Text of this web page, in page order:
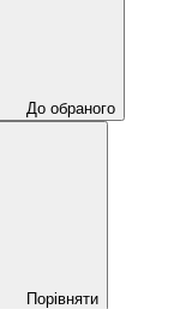
До обраного
Порівняти